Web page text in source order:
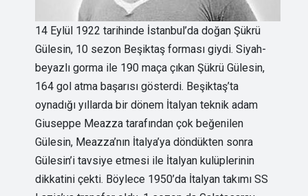
14 Eylül 1922 tarihinde İstanbul’da doğan Şükrü
Gülesin, 10 sezon Beşiktaş forması giydi. Siyah-
beyazlı gorma ile 190 maça çıkan Şükrü Gülesin,
164 gol atma başarısı gösterdi. Beşiktaş’ta
oynadığı yıllarda bir dönem İtalyan teknik adam
Giuseppe Meazza tarafından çok beğenilen
Gülesin, Meazza’nın İtalya’ya döndükten sonra
Gülesin’i tavsiye etmesi ile İtalyan kulüplerinin
dikkatini çekti. Böylece 1950’da İtalyan takımı SS